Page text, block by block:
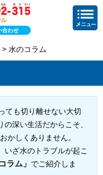
ル
合わせ
> 水のコラム
ても切り離せない大切
深い生活だからこそ、
かしくありません。
いざ水のトラブルが起こ
ラム」 でご紹介しま